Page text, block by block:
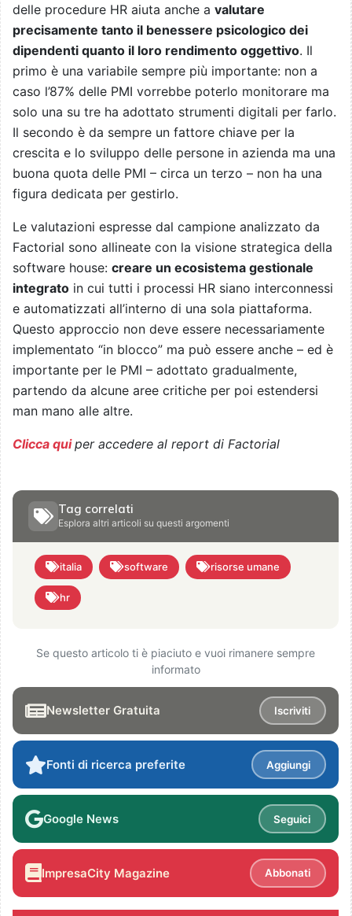
delle procedure HR aiuta anche a valutare
precisamente tanto il benessere psicologico dei
dipendenti quanto il loro rendimento oggettivo. Il
primo è una variabile sempre più importante: non a
caso l’87% delle PMI vorrebbe poterlo monitorare ma
solo una su tre ha adottato strumenti digitali per farlo.
Il secondo è da sempre un fattore chiave per la
crescita e lo sviluppo delle persone in azienda ma una
buona quota delle PMI – circa un terzo – non ha una
figura dedicata per gestirlo.
Le valutazioni espresse dal campione analizzato da
Factorial sono allineate con la visione strategica della
software house: creare un ecosistema gestionale
integrato in cui tutti i processi HR siano interconnessi
e automatizzati all’interno di una sola piattaforma.
Questo approccio non deve essere necessariamente
implementato “in blocco” ma può essere anche – ed è
importante per le PMI – adottato gradualmente,
partendo da alcune aree critiche per poi estendersi
man mano alle altre.
Clicca qui per accedere al report di Factorial
Tag correlati
Esplora altri articoli su questi argomenti
italia software risorse umane
hr
Se questo articolo ti è piaciuto e vuoi rimanere sempre
informato
Newsletter Gratuita Iscriviti
Fonti di ricerca preferite Aggiungi
Google News Seguici
ImpresaCity Magazine Abbonati